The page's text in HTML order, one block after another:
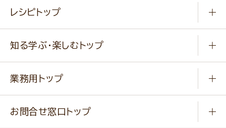
健康食品・他
新商品・リニューアル商品
通販サイト一覧
レシピトップ
作り方動画
みなさまのレシピはこちら
知る学ぶ・楽しむトップ
ふっくらパンをつくりましょう
業務用トップ
お問合せ窓口トップ